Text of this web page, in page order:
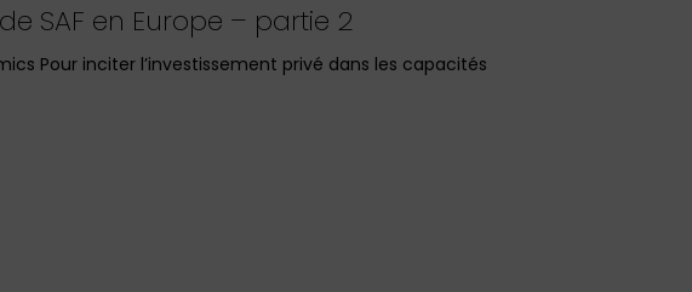
SAF en Europe – partie 2
Pour inciter l’investissement privé dans les capacités